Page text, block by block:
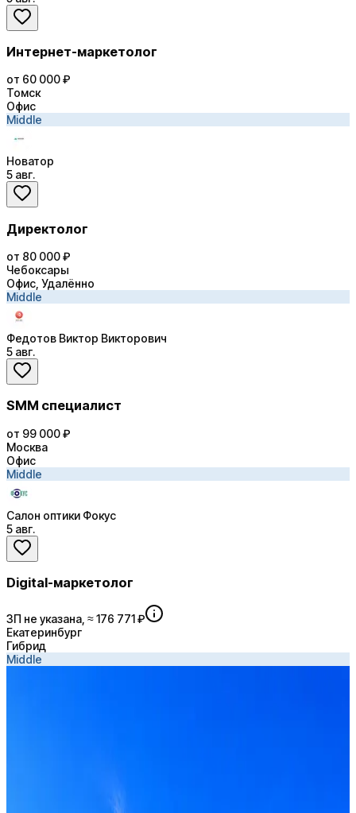
Интернет-маркетолог
от 60 000 ₽
Томск
Офис
Middle
Новатор
5 авг.
Директолог
от 80 000 ₽
Чебоксары
Офис, Удалённо
Middle
Федотов Виктор Викторович
5 авг.
SMM специалист
от 99 000 ₽
Москва
Офис
Middle
Салон оптики Фокус
5 авг.
Digital-маркетолог
ЗП не указана, ≈ 176 771 ₽
Екатеринбург
Гибрид
Middle